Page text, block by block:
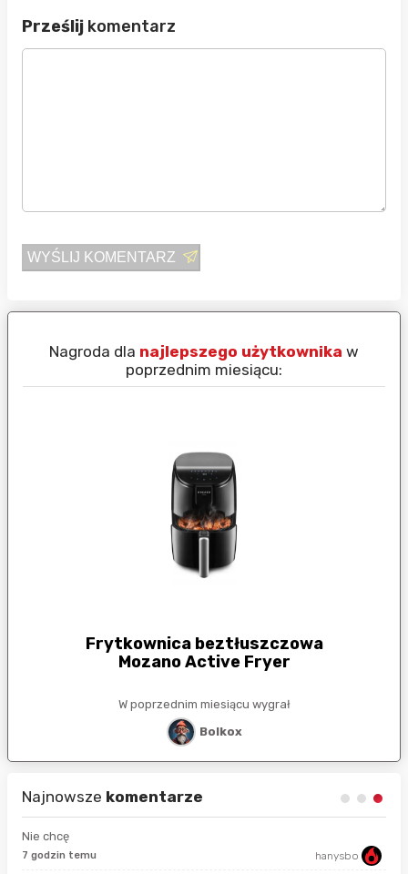
Prześlij komentarz
WYŚLIJ KOMENTARZ
Nagroda dla najlepszego użytkownika w
poprzednim miesiącu:
Frytkownica beztłuszczowa
Mozano Active Fryer
W poprzednim miesiącu wygrał
Bolkox
Najnowsze komentarze
Nie chcę
7 godzin temu hanysbo